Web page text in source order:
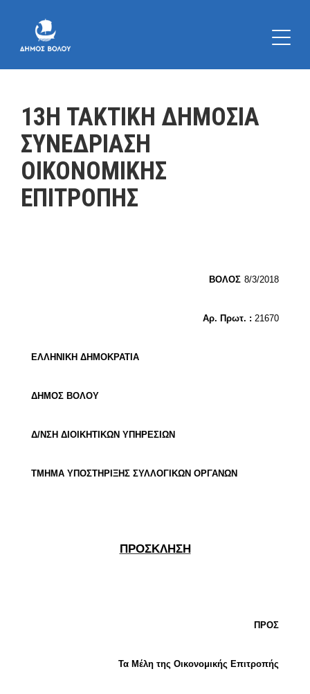
13Η ΤΑΚΤΙΚΗ ΔΗΜΟΣΙΑ
ΣΥΝΕΔΡΙΑΣΗ
ΟΙΚΟΝΟΜΙΚΗΣ
ΕΠΙΤΡΟΠΗΣ
ΒΟΛΟΣ 8/3/2018
Αρ. Πρωτ. : 21670
ΕΛΛΗΝΙΚΗ ΔΗΜΟΚΡΑΤΙΑ
ΔΗΜΟΣ ΒΟΛΟΥ
Δ/ΝΣΗ ΔΙΟΙΚΗΤΙΚΩΝ ΥΠΗΡΕΣΙΩΝ
ΤΜΗΜΑ ΥΠΟΣΤΗΡΙΞΗΣ ΣΥΛΛΟΓΙΚΩΝ ΟΡΓΑΝΩΝ
ΠΡΟΣΚΛΗΣΗ
ΠΡΟΣ
Τα Μέλη της Οικονομικής Επιτροπής